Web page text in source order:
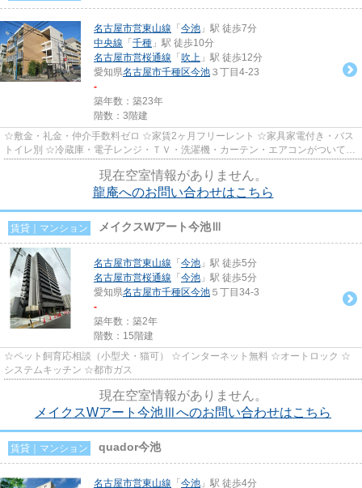
名古屋市営東山線 「 今池 」駅 徒歩7分
中央線 「 千種 」駅 徒歩10分
名古屋市営桜通線 「 吹上 」駅 徒歩12分
愛知県名古屋市千種区今池 ３丁目4-23
-
築年数：築23年
階数：3階建
☆敷金・礼金・仲介手数料ゼロ ☆家賃2ヶ月フリーレント ☆家具家電付き・バス
トイレ別 ☆冷蔵庫・電子レンジ・ＴＶ・洗濯機・カーテン・エアコンがついてい
現在空室情報がありません。
龍庵へのお問い合わせはこちら
賃貸｜マンション メイクスWアート今池Ⅲ
名古屋市営東山線 「 今池 」駅 徒歩5分
名古屋市営桜通線 「 今池 」駅 徒歩5分
愛知県名古屋市千種区今池 ５丁目34-3
-
築年数：築2年
階数：15階建
☆ペット飼育応相談（小型犬・猫可） ☆インターネット無料 ☆オートロック ☆
システムキッチン ☆都市ガス
現在空室情報がありません。
メイクスWアート今池Ⅲへのお問い合わせはこちら
賃貸｜マンション quador今池
名古屋市営東山線 「 今池 」駅 徒歩4分